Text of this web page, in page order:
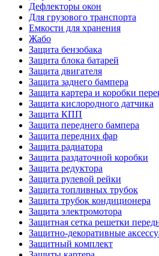
Дефлекторы окон
Для грузового транспорта
Емкости для хранения
Жабо
Защита бензобака
Защита блока батарей
Защита двигателя
Защита заднего бампера
Защита картера и коробки
Защита кислородного датчика
Защита КПП
Защита переднего бампера
Защита передних фар
Защита радиатора
Защита раздаточной коробки
Защита редуктора
Защита рулевой рейки
Защита топливных трубок
Защита трубок кондиционера
Защита электромотора
Защитная сетка решетки
Защитно-декоративные
Защитный комплект